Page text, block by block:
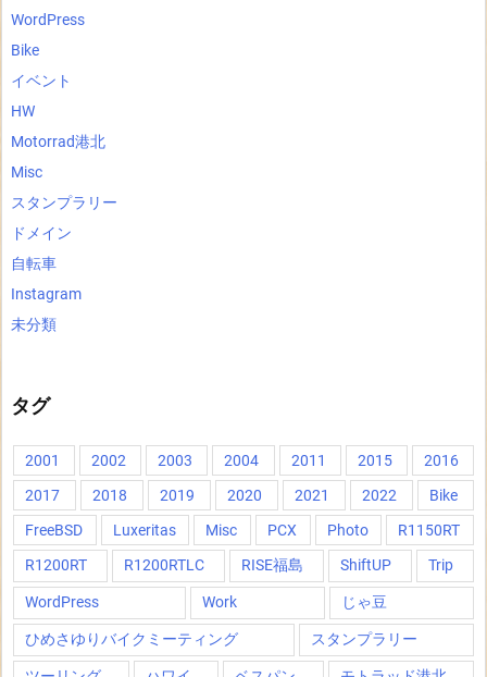
WordPress
Bike
イベント
HW
Motorrad港北
Misc
スタンプラリー
ドメイン
自転車
Instagram
未分類
タグ
2001 2002 2003 2004 2011 2015
2016
2017
2018 2019 2020 2021 2022
Bike
FreeBSD
Luxeritas Misc PCX Photo
R1150RT
R1200RT
R1200RTLC RISE福島 ShiftUP Trip
WordPress Work じゃ豆
ひめさゆりバイクミーティング スタンプラリー